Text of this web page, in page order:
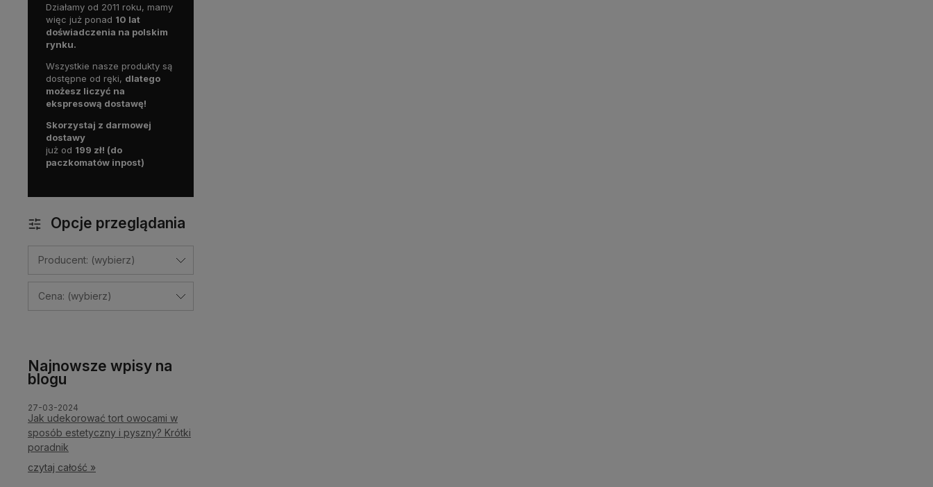
Działamy od 2011 roku, mamy
więc już ponad 10 lat
doświadczenia na polskim
rynku.
Wszystkie nasze produkty są
dostępne od ręki, dlatego
możesz liczyć na
ekspresową dostawę!
Skorzystaj z darmowej
dostawy
już od 199 zł! (do
paczkomatów inpost)
Opcje przeglądania
Producent: (wybierz)
Cena: (wybierz)
Najnowsze wpisy na
blogu
Jak udekorować tort owocami w
sposób estetyczny i pyszny? Krótki
poradnik
27-03-2024
czytaj całość »